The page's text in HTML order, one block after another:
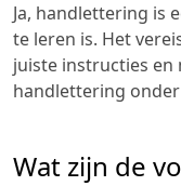
Ja, handlettering is
te leren is. Het
juiste instructies en
handlettering
Wat zijn de